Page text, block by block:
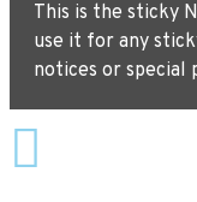
This is the sticky
use it for any
notices or special